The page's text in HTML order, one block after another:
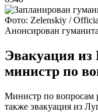
Фото: Zelenskiy /
Анонсирован
Эвакуация из
министр по
Министр по вопросам
также эвакуация из